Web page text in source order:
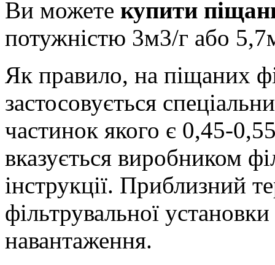
Ви можете купити
потужністю 3м3/г або
Як правило, на піщаних
застосовується
частинок якого є 0,45-
вказується виробником
інструкції. Приблизний
фільтрувальної
навантаження.